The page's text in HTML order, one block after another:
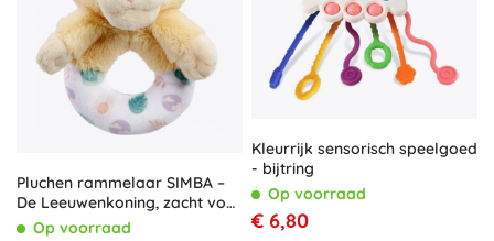
Pluchen rammelaar SIMBA –
De Leeuwenkoning, zacht voor
baby’s
Op voorraad
Kleurrijk sensorisch speelgoed
- bijtring
Op voorraad
€ 6,80